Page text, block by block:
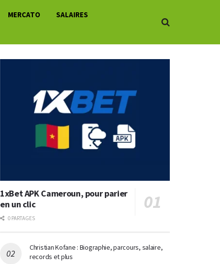
MERCATO
SALAIRES
1xBet APK Cameroun, pour parier
en un clic
0 PARTAGES
Christian Kofane : Biographie, parcours, salaire,
records et plus